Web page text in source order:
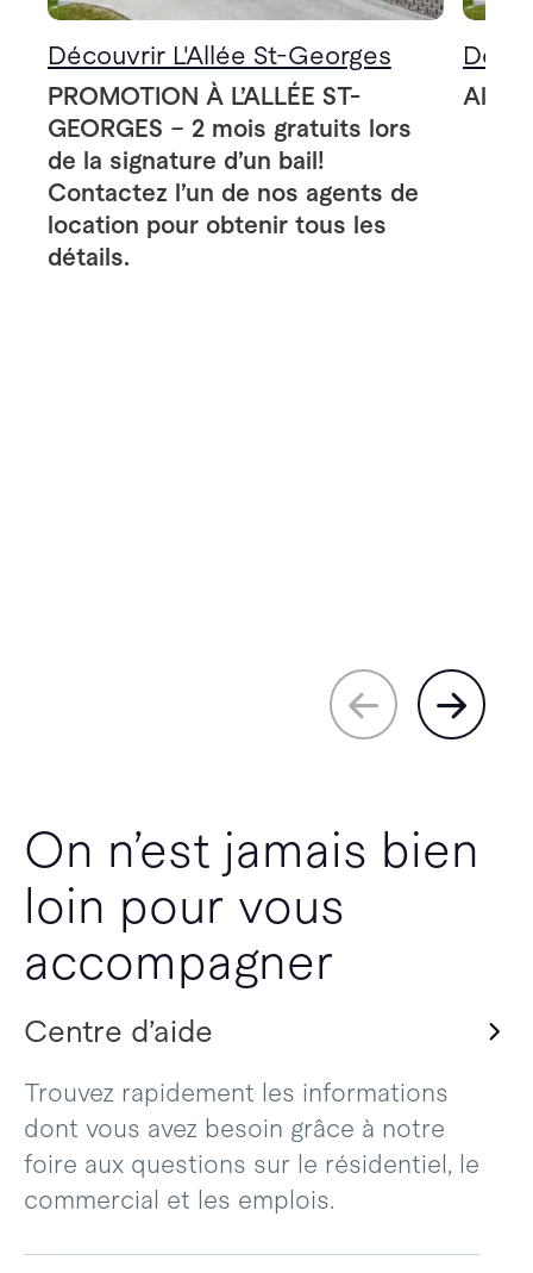
Découvrir L'Allée St-Georges
PROMOTION À L’ALLÉE ST-
GEORGES – 2 mois gratuits lors
de la signature d’un bail!
Contactez l’un de nos agents de
location pour obtenir tous les
détails.
Allée
On n’est jamais bien
loin pour vous
accompagner
Centre d’aide
Trouvez rapidement les informations
dont vous avez besoin grâce à notre
foire aux questions sur le résidentiel, le
commercial et les emplois.